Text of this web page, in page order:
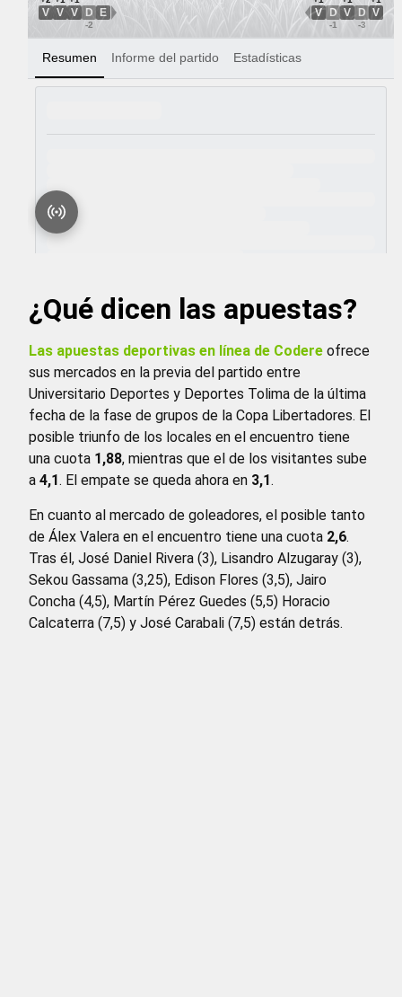
¿Qué dicen las apuestas?
Las apuestas deportivas en línea de Codere ofrece
sus mercados en la previa del partido entre
Universitario Deportes y Deportes Tolima de la última
fecha de la fase de grupos de la Copa Libertadores. El
posible triunfo de los locales en el encuentro tiene
una cuota 1,88, mientras que el de los visitantes sube
a 4,1. El empate se queda ahora en 3,1.
En cuanto al mercado de goleadores, el posible tanto
de Álex Valera en el encuentro tiene una cuota 2,6.
Tras él, José Daniel Rivera (3), Lisandro Alzugaray (3),
Sekou Gassama (3,25), Edison Flores (3,5), Jairo
Concha (4,5), Martín Pérez Guedes (5,5) Horacio
Calcaterra (7,5) y José Carabali (7,5) están detrás.